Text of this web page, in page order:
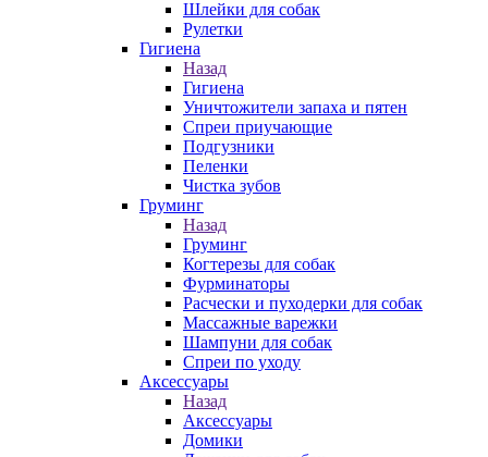
Шлейки для собак
Рулетки
Гигиена
Назад
Гигиена
Уничтожители запаха и пятен
Спреи приучающие
Подгузники
Пеленки
Чистка зубов
Груминг
Назад
Груминг
Когтерезы для собак
Фурминаторы
Расчески и пуходерки для собак
Массажные варежки
Шампуни для собак
Спреи по уходу
Аксессуары
Назад
Аксессуары
Домики